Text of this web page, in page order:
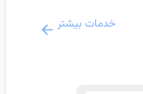
خدمات بیشتر